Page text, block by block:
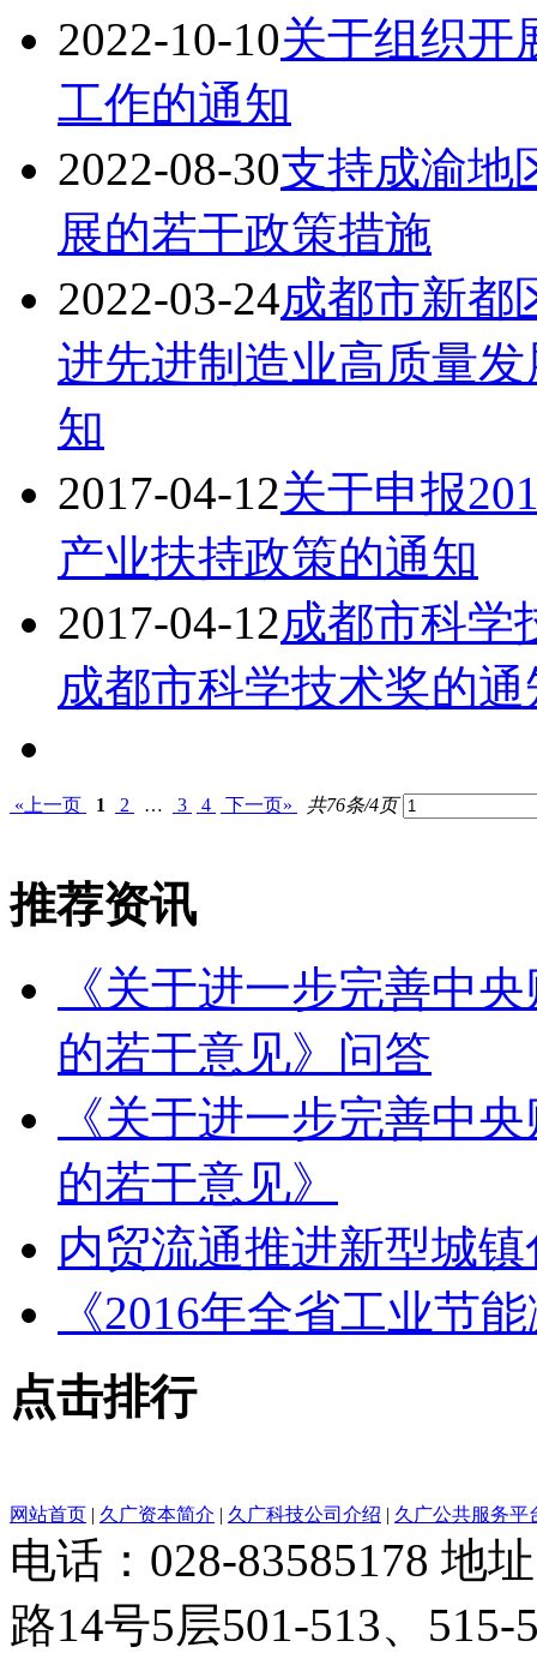
2022-10-10关于组织开
工作的通知
2022-08-30支持成渝地
展的若干政策措施
2022-03-24成都市新都
进先进制造业高质量
知
2017-04-12关于申报
产业扶持政策的通知
2017-04-12成都市科学
成都市科学技术奖的通
«上一页 1 2 … 3 4 下一页» 共76条/4页
推荐资讯
《关于进一步完善中
的若干意见》问答
《关于进一步完善中
的若干意见》
内贸流通推进新型城
《2016年全省工业节
点击排行
网站首页 | 久广资本简介 | 久广科技公司介绍 | 久广公共服务平
电话：028-83585178 地
路14号5层501-513、515-